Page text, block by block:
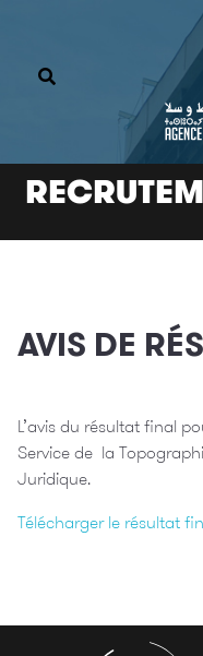
AVIS DE
L’avis du résultat final
Service de la
Juridique.
Télécharger le résultat